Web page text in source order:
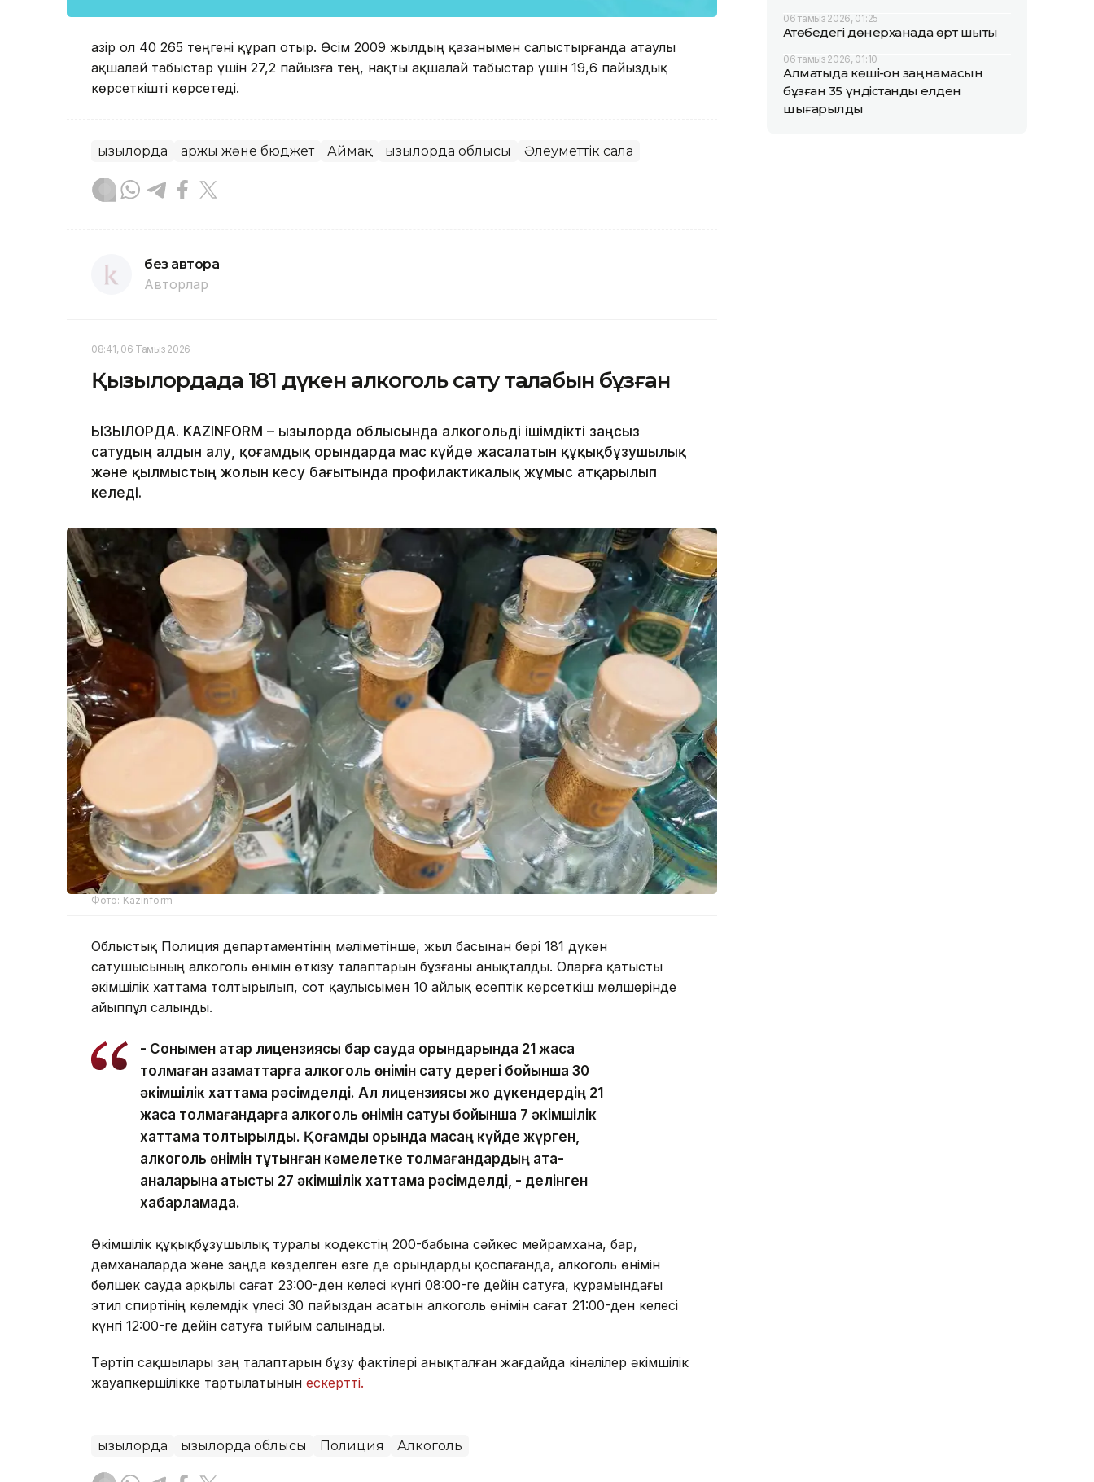
Қазір ол 40 265 теңгені құрап отыр. Өсім 2009 жылдың қазанымен салыстырғанда атаулы
ақшалай табыстар үшін 27,2 пайызға тең, нақты ақшалай табыстар үшін 19,6 пайыздық
көрсеткішті көрсетеді.
Қызылорда Қаржы және бюджет Аймақ Қызылорда облысы Әлеуметтік сала
без автора
Авторлар
08:41, 06 Тамыз 2026
Қызылордада 181 дүкен алкоголь сату талабын бұзған
ҚЫЗЫЛОРДА. KAZINFORM – Қызылорда облысында алкогольді ішімдікті заңсыз
сатудың алдын алу, қоғамдық орындарда мас күйде жасалатын құқықбұзушылық
және қылмыстың жолын кесу бағытында профилактикалық жұмыс атқарылып
келеді.
Фото: Kazinform
Облыстық Полиция департаментінің мәліметінше, жыл басынан бері 181 дүкен
сатушысының алкоголь өнімін өткізу талаптарын бұзғаны анықталды. Оларға қатысты
әкімшілік хаттама толтырылып, сот қаулысымен 10 айлық есептік көрсеткіш мөлшерінде
айыппұл салынды.
- Сонымен қатар лицензиясы бар сауда орындарында 21 жасқа
толмаған азаматтарға алкоголь өнімін сату дерегі бойынша 30
әкімшілік хаттама рәсімделді. Ал лицензиясы жоқ дүкендердің 21
жасқа толмағандарға алкоголь өнімін сатуы бойынша 7 әкімшілік
хаттама толтырылды. Қоғамдық орында масаң күйде жүрген,
алкоголь өнімін тұтынған кәмелетке толмағандардың ата-
аналарына қатысты 27 әкімшілік хаттама рәсімделді, - делінген
хабарламада.
Әкімшілік құқықбұзушылық туралы кодекстің 200-бабына сәйкес мейрамхана, бар,
дәмханаларда және заңда көзделген өзге де орындарды қоспағанда, алкоголь өнімін
бөлшек сауда арқылы сағат 23:00-ден келесі күнгі 08:00-ге дейін сатуға, құрамындағы
этил спиртінің көлемдік үлесі 30 пайыздан асатын алкоголь өнімін сағат 21:00-ден келесі
күнгі 12:00-ге дейін сатуға тыйым салынады.
Тәртіп сақшылары заң талаптарын бұзу фактілері анықталған жағдайда кінәлілер әкімшілік
жауапкершілікке тартылатынын ескертті.
Қызылорда Қызылорда облысы Полиция Алкоголь
06 тамыз 2026, 01:25
Ақтөбедегі дөнерханада өрт шықты
06 тамыз 2026, 01:10
Алматыда көші-қон заңнамасын
бұзған 35 үндістандық елден
шығарылды